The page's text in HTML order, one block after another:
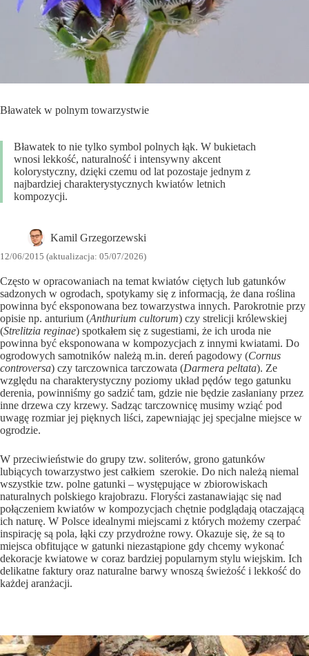
Bławatek w polnym towarzystwie
Bławatek to nie tylko symbol polnych łąk. W bukietach
wnosi lekkość, naturalność i intensywny akcent
kolorystyczny, dzięki czemu od lat pozostaje jednym z
najbardziej charakterystycznych kwiatów letnich
kompozycji.
Kamil Grzegorzewski
12/06/2015 (aktualizacja: 05/07/2026)
Często w opracowaniach na temat kwiatów ciętych lub gatunków
sadzonych w ogrodach, spotykamy się z informacją, że dana roślina
powinna być eksponowana bez towarzystwa innych. Parokrotnie przy
opisie np. anturium (Anthurium cultorum) czy strelicji królewskiej
(Strelitzia reginae) spotkałem się z sugestiami, że ich uroda nie
powinna być eksponowana w kompozycjach z innymi kwiatami. Do
ogrodowych samotników należą m.in. dereń pagodowy (Cornus
controversa) czy tarczownica tarczowata (Darmera peltata). Ze
względu na charakterystyczny poziomy układ pędów tego gatunku
derenia, powinniśmy go sadzić tam, gdzie nie będzie zasłaniany przez
inne drzewa czy krzewy. Sadząc tarczownicę musimy wziąć pod
uwagę rozmiar jej pięknych liści, zapewniając jej specjalne miejsce w
ogrodzie.
W przeciwieństwie do grupy tzw. soliterów, grono gatunków
lubiących towarzystwo jest całkiem szerokie. Do nich należą niemal
wszystkie tzw. polne gatunki – występujące w zbiorowiskach
naturalnych polskiego krajobrazu. Floryści zastanawiając się nad
połączeniem kwiatów w kompozycjach chętnie podglądają otaczającą
ich naturę. W Polsce idealnymi miejscami z których możemy czerpać
inspirację są pola, łąki czy przydrożne rowy. Okazuje się, że są to
miejsca obfitujące w gatunki niezastąpione gdy chcemy wykonać
dekoracje kwiatowe w coraz bardziej popularnym stylu wiejskim. Ich
delikatne faktury oraz naturalne barwy wnoszą świeżość i lekkość do
każdej aranżacji.